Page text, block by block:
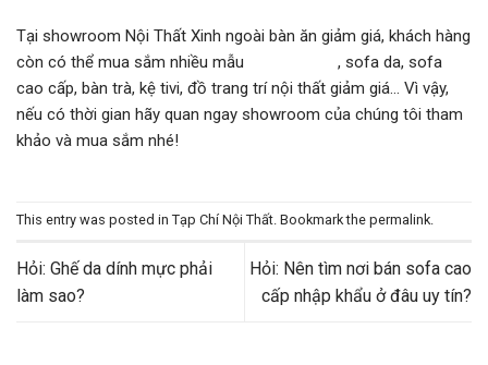
Tại showroom Nội Thất Xinh ngoài bàn ăn giảm giá, khách hàng
còn có thể mua sắm nhiều mẫu
, sofa da, sofa
cao cấp, bàn trà, kệ tivi, đồ trang trí nội thất giảm giá… Vì vậy,
nếu có thời gian hãy quan ngay showroom của chúng tôi tham
khảo và mua sắm nhé!
This entry was posted in Tạp Chí Nội Thất. Bookmark the permalink.
Hỏi: Ghế da dính mực phải
làm sao?
Hỏi: Nên tìm nơi bán sofa cao
cấp nhập khẩu ở đâu uy tín?